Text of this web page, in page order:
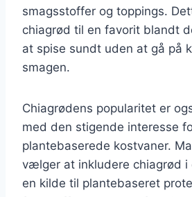
smagsstoffer og toppings.
chiagrød til en favorit blandt
at spise sundt uden at gå på
smagen.
Chiagrødens popularitet er
med den stigende interesse
plantebaserede kostvaner.
vælger at inkludere chiagrød i
en kilde til plantebaseret